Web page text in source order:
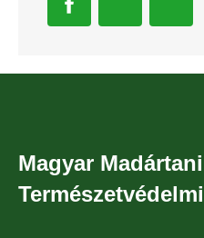
Magyar